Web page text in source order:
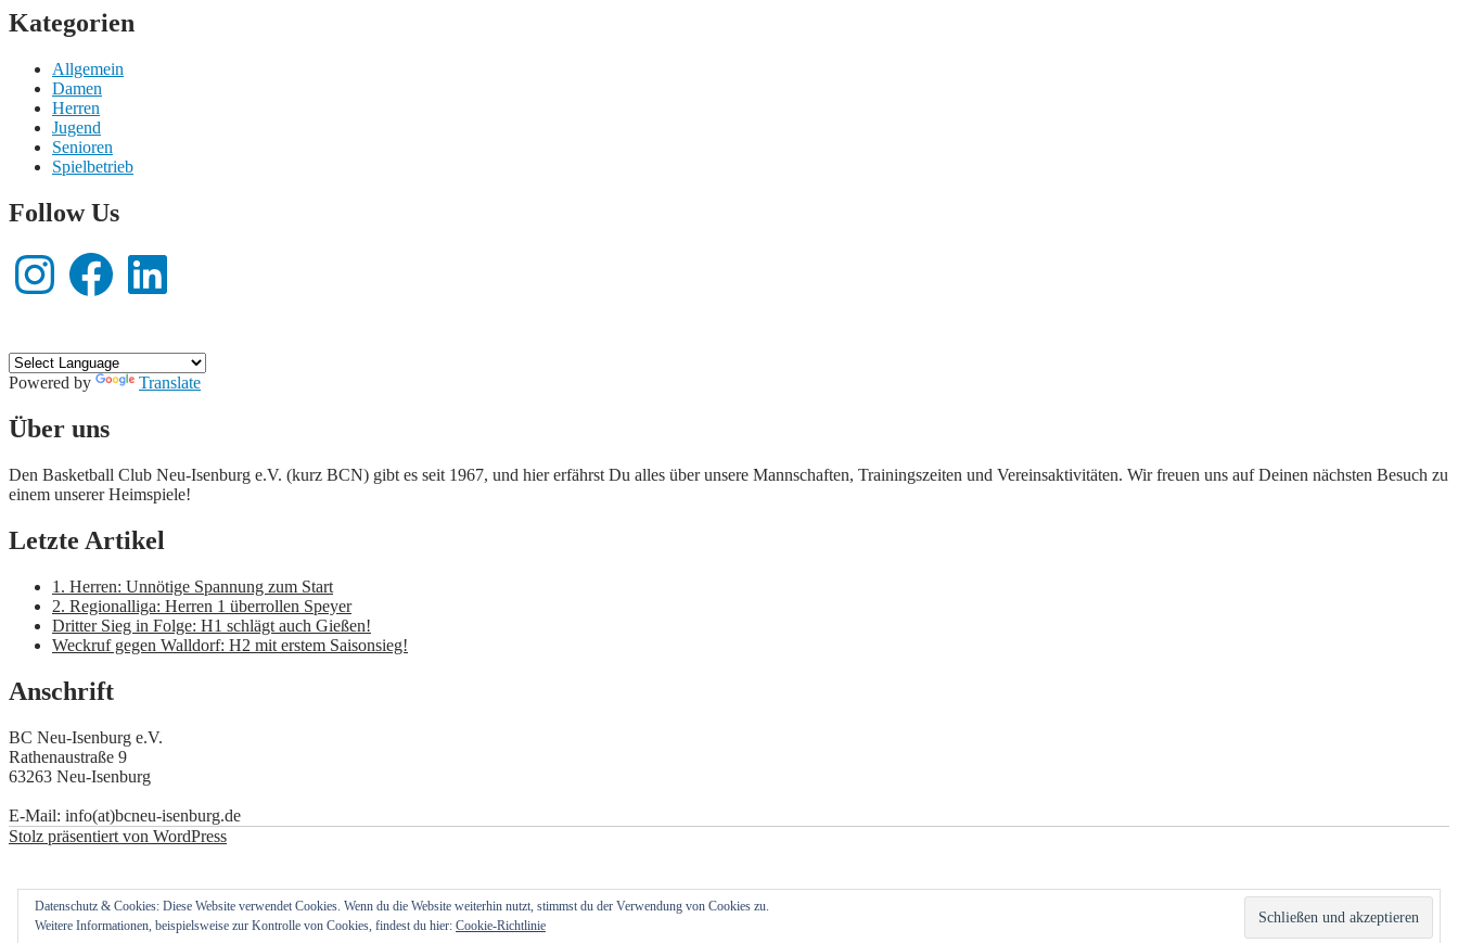
Kategorien
Allgemein
Damen
Herren
Jugend
Senioren
Spielbetrieb
Follow Us
InstagramFacebookLinkedIn
Powered by Translate
Hier wird Basketball gespielt!
Über uns
Den Basketball Club Neu-Isenburg e.V. (kurz BCN) gibt es seit 1967, und hier erfährst Du alles über unsere Mannschaften, Trainingszeiten und Vereinsaktivitäten. Wir freuen uns auf Deinen nächsten Besuch zu
einem unserer Heimspiele!
Letzte Artikel
1. Herren: Unnötige Spannung zum Start
2. Regionalliga: Herren 1 überrollen Speyer
Dritter Sieg in Folge: H1 schlägt auch Gießen!
Weckruf gegen Walldorf: H2 mit erstem Saisonsieg!
Anschrift
BC Neu-Isenburg e.V.
Rathenaustraße 9
63263 Neu-Isenburg
E-Mail: info(at)bcneu-isenburg.de
Stolz präsentiert von WordPress
Datenschutz & Cookies: Diese Website verwendet Cookies. Wenn du die Website weiterhin nutzt, stimmst du der Verwendung von Cookies zu.
Weitere Informationen, beispielsweise zur Kontrolle von Cookies, findest du hier: Cookie-Richtlinie